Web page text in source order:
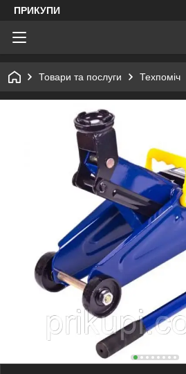
ПРИКУПИ
Товари та послуги Техпоміч